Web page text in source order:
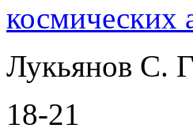
космических
Лукьянов С.
18-21